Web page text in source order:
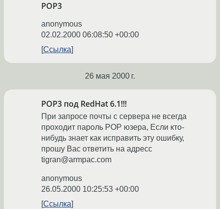
POP3
anonymous
02.02.2000 06:08:50 +00:00
Ссылка
26 мая 2000 г.
POP3 под RedHat 6.1!!!
При запросе почты с сервера не всегда
проходит пароль POP юзера, Если кто-
нибудь знает как исправить эту ошибку,
прошу Вас ответить на адресс
tigran@armpac.com
anonymous
26.05.2000 10:25:53 +00:00
Ссылка